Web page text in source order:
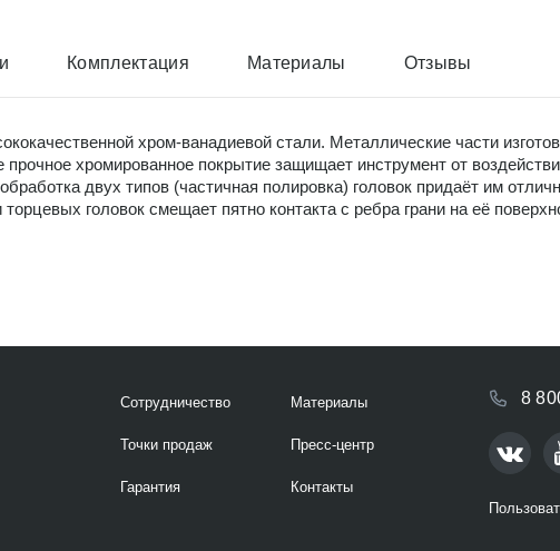
Комплектация Материалы Отзывы
хром-ванадиевой стали. Металлические части
хромированное покрытие защищает инструмент от
двух типов (частичная полировка) головок придаёт им
головок смещает пятно контакта с ребра грани на её
Сотрудничество
Точки продаж
Гарантия
Материалы
Пресс-центр
Контакты
8